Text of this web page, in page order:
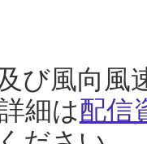
び風向風
細は配信